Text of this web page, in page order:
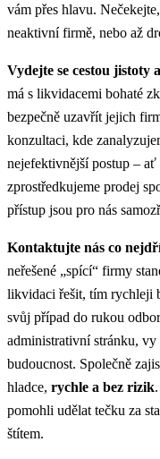
vám přes hlavu.
neaktivní firmě, nebo až
Vydejte se cestou jistoty
má s likvidacemi bohaté
bezpečně uzavřít jejich
konzultaci, kde
nejefektivnější postup –
zprostředkujeme prodej
přístup jsou pro nás
Kontaktujte nás co
neřešené „spící“ firmy
likvidaci řešit, tím rychleji
svůj případ do rukou
administrativní stránku, vy
budoucnost. Společně
hladce, rychle a bez rizik
pomohli udělat tečku za
štítem.